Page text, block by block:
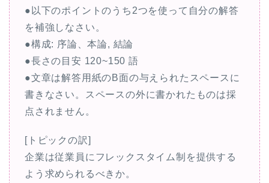
●以下のポイントのうち2つを使って自分の解答
を補強しなさい。
●構成: 序論、本論, 結論
●長さの目安 120~150 語
●文章は解答用紙のB面の与えられたスペースに
書きなさい。スペースの外に書かれたものは採
点されません。
[トピックの訳]
企業は従業員にフレックスタイム制を提供する
よう求められるべきか。